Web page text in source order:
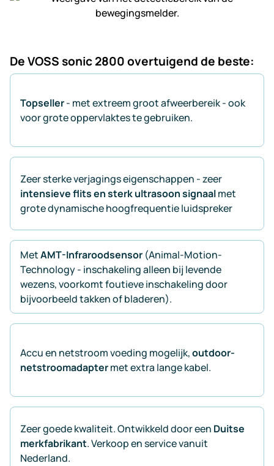
De VOSS sonic 2800 overtuigend de beste:
Topseller- met extreem groot afweerbereik - ook
voor grote oppervlaktes te gebruiken.
Zeer sterke verjagings eigenschappen - zeer
intensieve flits en sterk ultrasoon signaalmet
grote dynamische hoogfrequentie luidspreker
MetAMT-Infraroodsensor (Animal-Motion-
Technology - inschakeling alleen bij levende
wezens, voorkomt foutieve inschakeling door
bijvoorbeeld takken of bladeren).
Accu en netstroom voeding mogelijk,outdoor-
netstroomadaptermet extra lange kabel.
Zeer goede kwaliteit. Ontwikkeld door een Duitse
merkfabrikant. Verkoop en service vanuit
Nederland.